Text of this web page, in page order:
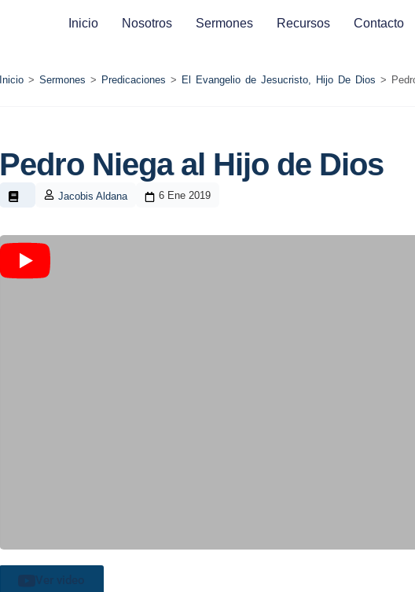
Inicio Nosotros Sermones Recursos Contacto
Inicio > Sermones > Predicaciones > El Evangelio de Jesucristo, Hijo De Dios >
Pedro Niega al Hijo de Dios
Jacobis Aldana 6 Ene 2019